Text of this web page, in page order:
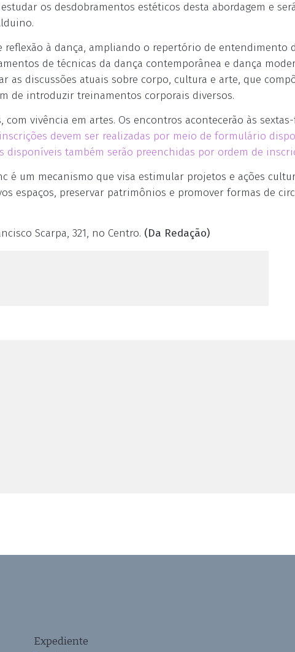
os desdobramentos estéticos desta abordagem e
à dança, ampliando o repertório de entendimento
de técnicas da dança contemporânea e dança
as discussões atuais sobre corpo, cultura e arte, que
de introduzir treinamentos corporais diversos.
vivência em artes. Os encontros acontecerão às
devem ser realizadas por meio de formulário
disponíveis também serão preenchidas por ordem de
é um mecanismo que visa estimular projetos e ações
espaços, preservar patrimônios e promover formas de
Scarpa, 321, no Centro. (Da Redação)
Expediente